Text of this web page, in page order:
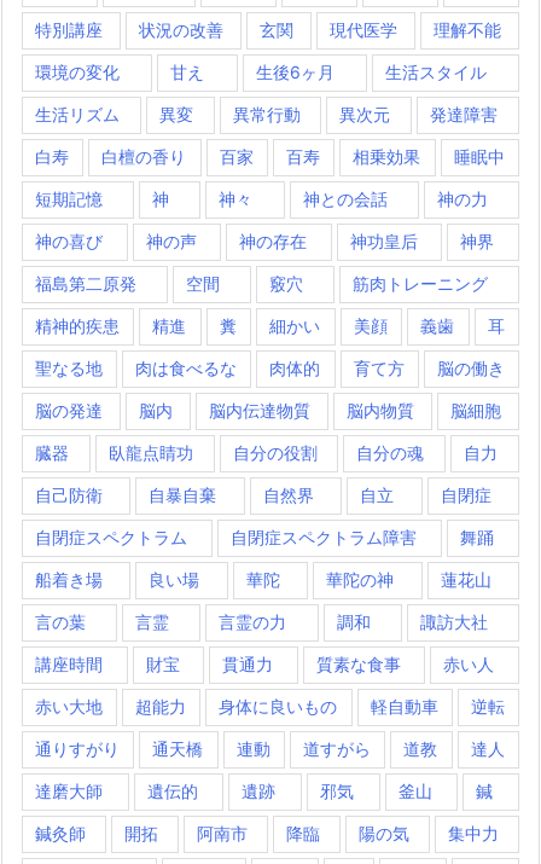
特別講座 状況の改善 玄関 現代医学 理解不能
環境の変化 甘え 生後6ヶ月 生活スタイル
生活リズム 異変 異常行動 異次元 発達障害
白寿 白檀の香り 百家 百寿 相乗効果 睡眠中
短期記憶 神 神々 神との会話 神の力
神の喜び 神の声 神の存在 神功皇后 神界
福島第二原発 空間 竅穴 筋肉トレーニング
精神的疾患 精進 糞 細かい 美顔 義歯 耳
聖なる地 肉は食べるな 肉体的 育て方 脳の働き
脳の発達 脳内 脳内伝達物質 脳内物質 脳細胞
臓器 臥龍点睛功 自分の役割 自分の魂 自力
自己防衛 自暴自棄 自然界 自立 自閉症
自閉症スペクトラム 自閉症スペクトラム障害 舞踊
船着き場 良い場 華陀 華陀の神 蓮花山
言の葉 言霊 言霊の力 調和 諏訪大社
講座時間 財宝 貫通力 質素な食事 赤い人
赤い大地 超能力 身体に良いもの 軽自動車 逆転
通りすがり 通天橋 連動 道すがら 道教 達人
達磨大師 遺伝的 遺跡 邪気 釜山 鍼
鍼灸師 開拓 阿南市 降臨 陽の気 集中力